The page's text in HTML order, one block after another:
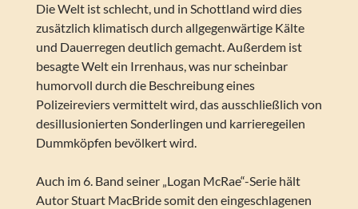
Die Welt ist schlecht, und in Schottland wird dies
zusätzlich klimatisch durch allgegenwärtige Kälte
und Dauerregen deutlich gemacht. Außerdem ist
besagte Welt ein Irrenhaus, was nur scheinbar
humorvoll durch die Beschreibung eines
Polizeireviers vermittelt wird, das ausschließlich von
desillusionierten Sonderlingen und karrieregeilen
Dummköpfen bevölkert wird.
Auch im 6. Band seiner „Logan McRae“-Serie hält
Autor Stuart MacBride somit den eingeschlagenen